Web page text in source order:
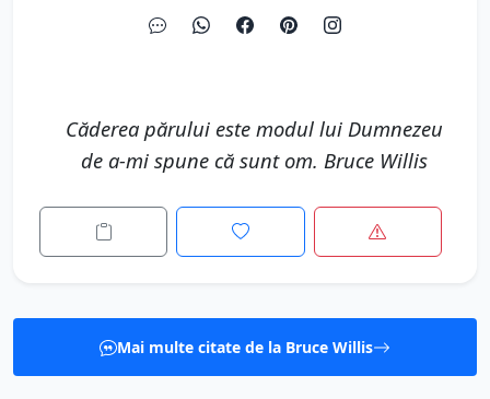
Căderea părului este modul lui Dumnezeu
de a-mi spune că sunt om. Bruce Willis
Mai multe citate de la Bruce Willis